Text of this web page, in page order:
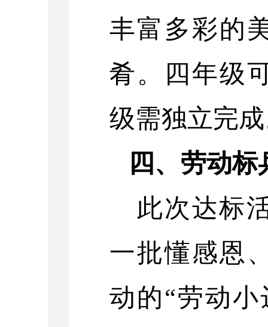
丰富多彩的
肴。四年级
级需独立完
四、劳动标
此次达标
一批懂感恩
动的“劳动